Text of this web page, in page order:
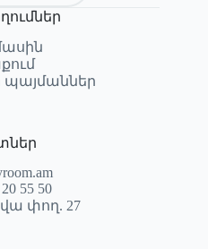
55 50
փող. 27